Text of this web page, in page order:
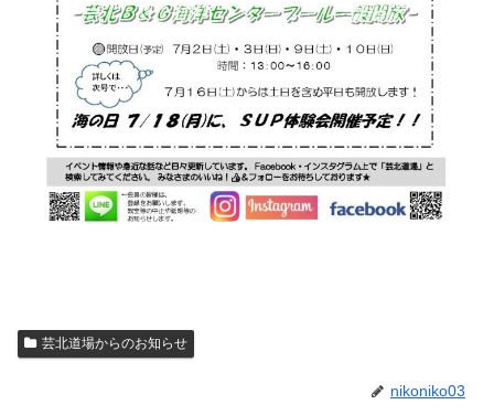
芸北道場からのお知らせ
nikoniko03